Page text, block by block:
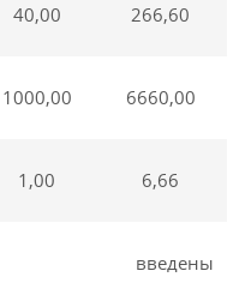
40,00 266,60
1000,00 6660,00
1,00 6,66
введены